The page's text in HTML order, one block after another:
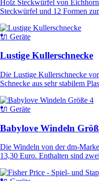
Holz Steckwürfel von
Steckwürfel und 12 Formen
🔌 Geräte
Lustige Kullerschnecke
Die Lustige Kullerschnecke
Schnecke aus sehr stabilem
🔌 Geräte
Babylove Windeln
Die Windeln von der dm-
13,30 Euro. Enthalten sind